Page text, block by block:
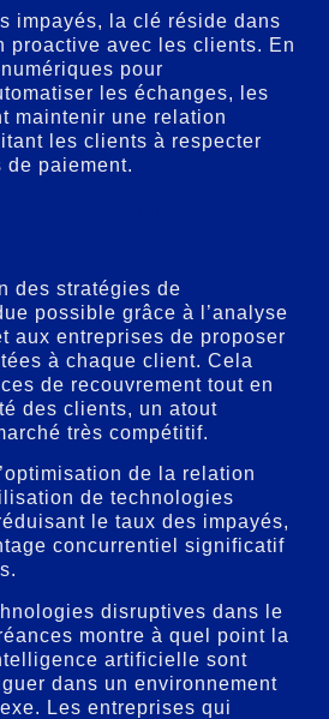
impayés, la clé réside dans
proactive avec les clients. En
pour
les échanges, les
maintenir une relation
les clients à respecter
de paiement.
des stratégies de
possible grâce à l’analyse
aux entreprises de proposer
à chaque client. Cela
de recouvrement tout en
des clients, un atout
très compétitif.
de la relation
de technologies
le taux des impayés,
concurrentiel significatif
disruptives dans le
montre à quel point la
artificielle sont
dans un environnement
Les entreprises qui